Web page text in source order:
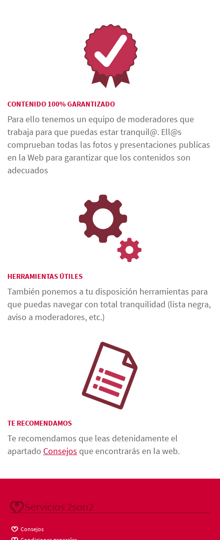
CONTENIDO 100% GARANTIZADO
Para ello tenemos un equipo de moderadores que
trabaja para que puedas estar tranquil@. Ell@s
comprueban todas las fotos y presentaciones publicas
en la Web para garantizar que los contenidos son
adecuados
HERRAMIENTAS ÚTILES
También ponemos a tu disposición herramientas para
que puedas navegar con total tranquilidad (lista negra,
aviso a moderadores, etc.)
TE RECOMENDAMOS
Te recomendamos que leas detenidamente el
apartado Consejos que encontrarás en la web.
Servicios 2son2
Consejos